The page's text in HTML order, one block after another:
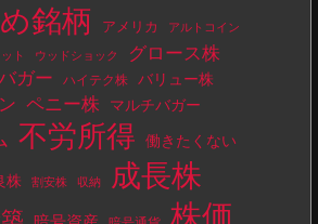
銘柄
アメリカ
アルトコイン
ト
ウッドショック グロース株
ガー ハイテク株 バリュー株
ペニー株 マルチバガー
不労所得 働きたくない
株 割安株 収納 成長株